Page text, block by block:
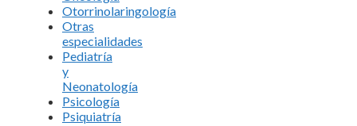
Otorrinolaringología
Otras
especialidades
Pediatría
y
Neonatología
Psicología
Psiquiatría